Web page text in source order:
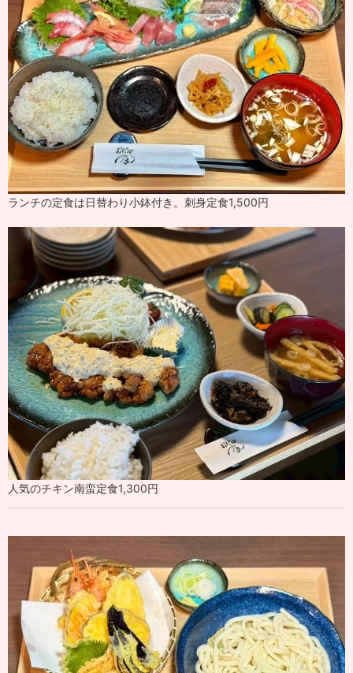
ランチの定食は日替わり小鉢付き。刺身定食1,500円
人気のチキン南蛮定食1,300円